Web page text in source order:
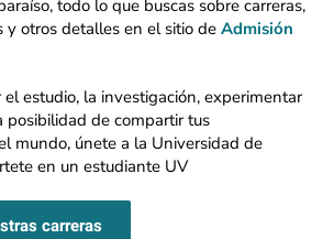
todo lo que buscas sobre carreras,
y otros detalles en el sitio de Admisión
estudio, la investigación, experimentar
posibilidad de compartir tus
mundo, únete a la Universidad de
en un estudiante UV
carreras